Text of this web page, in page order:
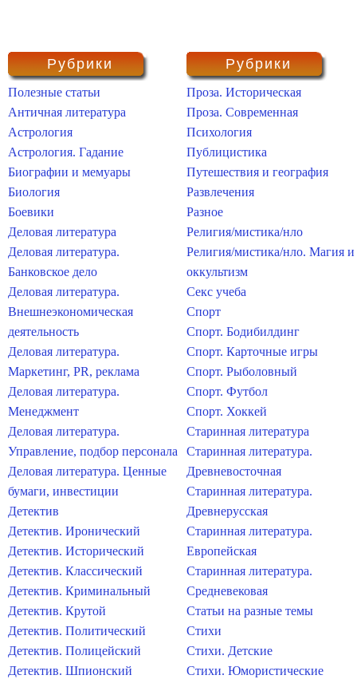
Рубрики
Полезные статьи
Античная литература
Астрология
Астрология. Гадание
Биографии и мемуары
Биология
Боевики
Деловая литература
Деловая литература.
Банковское дело
Деловая литература.
Внешнеэкономическая
деятельность
Деловая литература.
Маркетинг, PR, реклама
Деловая литература.
Менеджмент
Деловая литература.
Управление, подбор персонала
Деловая литература. Ценные
бумаги, инвестиции
Детектив
Детектив. Иронический
Детектив. Исторический
Детектив. Классический
Детектив. Криминальный
Детектив. Крутой
Детектив. Политический
Детектив. Полицейский
Детектив. Шпионский
Рубрики
Проза. Историческая
Проза. Современная
Психология
Публицистика
Путешествия и география
Развлечения
Разное
Религия/мистика/нло
Религия/мистика/нло. Магия и
оккультизм
Секс учеба
Спорт
Спорт. Бодибилдинг
Спорт. Карточные игры
Спорт. Рыболовный
Спорт. Футбол
Спорт. Хоккей
Старинная литература
Старинная литература.
Древневосточная
Старинная литература.
Древнерусская
Старинная литература.
Европейская
Старинная литература.
Средневековая
Статьи на разные темы
Стихи
Стихи. Детские
Стихи. Юмористические